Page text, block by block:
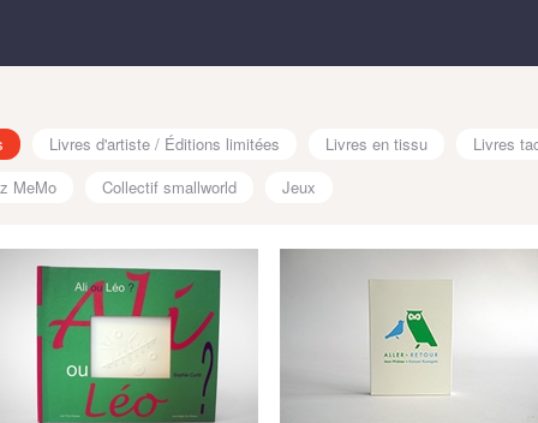
Livres d'artiste / Éditions limitées Livres en tissu
Livres
MeMo
Collectif smallworld Jeux